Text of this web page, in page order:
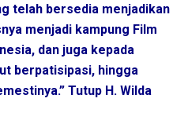
telah bersedia menjadikan
menjadi kampung Film
dan juga kepada
berpatisipasi, hingga
Tutup H. Wilda